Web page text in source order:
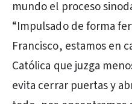
mundo el proceso
“Impulsado de forma
Francisco, estamos en
Católica que juzga
evita cerrar puertas y